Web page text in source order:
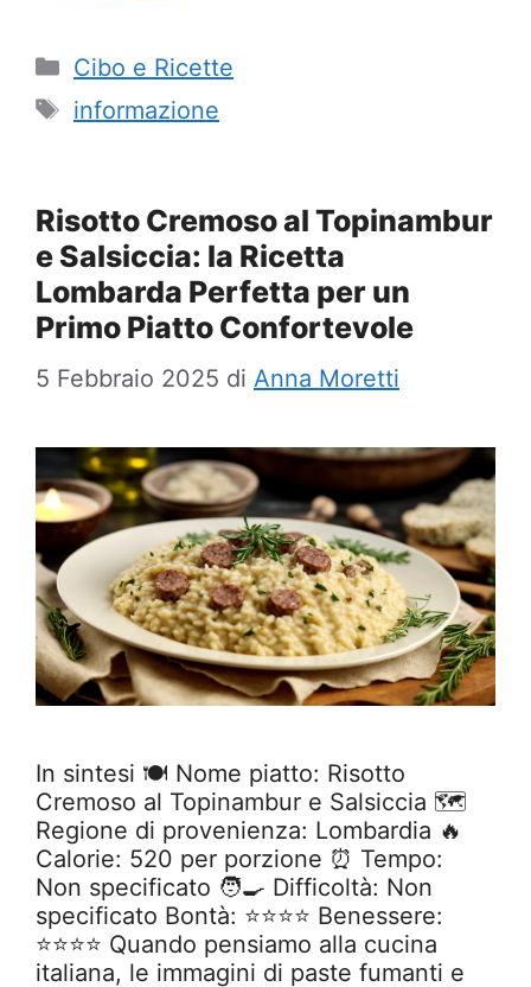
Categorie
Cibo e Ricette
Tag
informazione
Risotto Cremoso al Topinambur
e Salsiccia: la Ricetta
Lombarda Perfetta per un
Primo Piatto Confortevole
5 Febbraio 2025 di Anna Moretti
In sintesi 🍽️ Nome piatto: Risotto
Cremoso al Topinambur e Salsiccia 🗺️
Regione di provenienza: Lombardia 🔥
Calorie: 520 per porzione ⏰ Tempo:
Non specificato 🧑‍🍳 Difficoltà: Non
specificato Bontà: ⭐⭐⭐⭐ Benessere:
⭐⭐⭐⭐ Quando pensiamo alla cucina
italiana, le immagini di paste fumanti e